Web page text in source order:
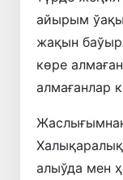
айырым
жақын
көре
алмағанлар
алыўда мен